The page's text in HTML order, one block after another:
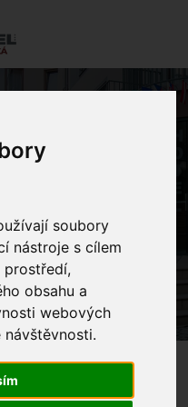
soubory
nástroje s cílem
prostředí,
obsahu a
webových
UNS